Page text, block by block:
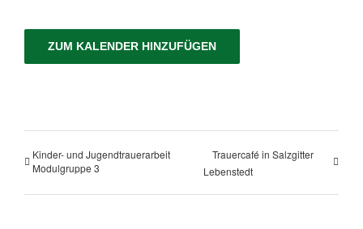
ZUM KALENDER HINZUFÜGEN
Kinder- und Jugendtrauerarbeit
Modulgruppe 3
Trauercafé in Salzgitter
Lebenstedt